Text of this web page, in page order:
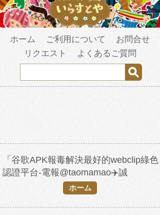
ホーム ご利用について
お問合せ
リクエスト
よくあるご質問
「谷歌APK報毒解決最好的webclip綠色
認證平台-電報@taomamao✈️誠
信.dwa」の検索結果
ホーム